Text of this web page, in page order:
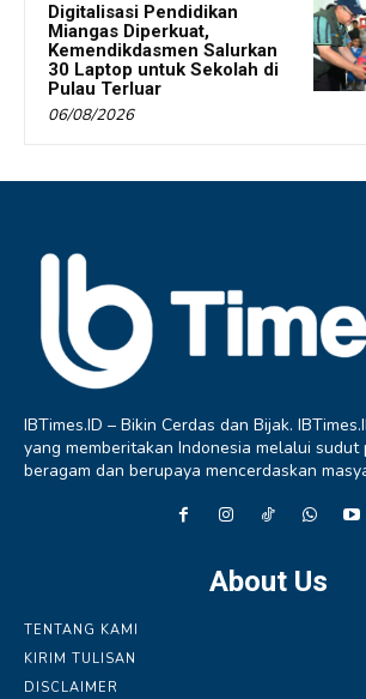
Digitalisasi Pendidikan
Miangas Diperkuat,
Kemendikdasmen Salurkan
30 Laptop untuk Sekolah di
Pulau Terluar
06/08/2026
IBTimes.ID – Bikin Cerdas dan Bijak.
yang memberitakan Indonesia melalui sudut
beragam dan berupaya mencerdaskan
About Us
TENTANG KAMI
KIRIM TULISAN
DISCLAIMER